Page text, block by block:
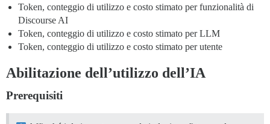
Token, conteggio di utilizzo e costo stimato per funzionalità di
Discourse AI
Token, conteggio di utilizzo e costo stimato per LLM
Token, conteggio di utilizzo e costo stimato per utente
Abilitazione dell’utilizzo dell’IA
Prerequisiti